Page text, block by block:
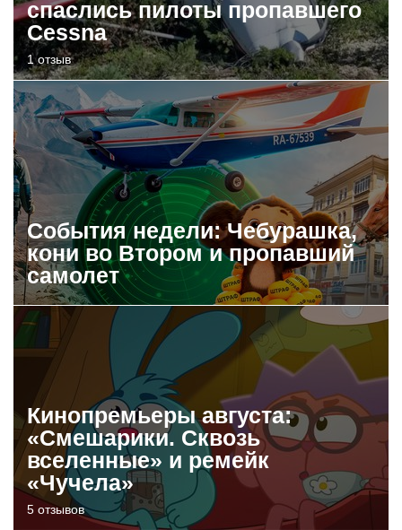
спаслись пилоты пропавшего
Cessna
1 отзыв
События недели: Чебурашка,
кони во Втором и пропавший
самолет
Кинопремьеры августа:
«Смешарики. Сквозь
вселенные» и ремейк
«Чучела»
5 отзывов